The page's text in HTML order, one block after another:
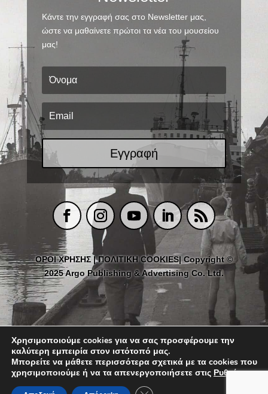
Κάντε την εγγραφή σας στο Newsletter μας,
ώστε να μαθαίνετε πρώτοι τα νέα του μουσείου
μας!
Εγγραφή
ΟΡΟΙ ΧΡΗΣΗΣ|ΠΟΛΙΤΙΚΗ COOKIES| Copyright ©
2025 Argo Publishing & Advertising Co. Ltd.
Χρησιμοποιούμε cookies για να σας προσφέρουμε την
καλύτερη εμπειρία στον ιστότοπό μας.
Μπορείτε να μάθετε περισσότερα σχετικά με τα cookies που
χρησιμοποιούμε ή να τα απενεργοποιήσετε στις Ρυθμίσεις.